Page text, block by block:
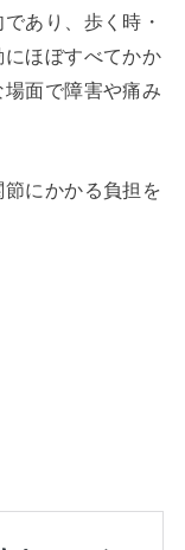
あり、歩く時・
ほぼすべてかか
面で障害や痛み
にかかる負担を